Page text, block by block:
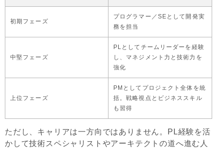
初期フェーズ
プログラマー／SEとして開発実
務を担当
中堅フェーズ
PLとしてチームリーダーを経験
し、マネジメント力と技術力を
強化
上位フェーズ
PMとしてプロジェクト全体を統
括。戦略視点とビジネススキル
も習得
ただし、キャリアは一方向ではありません。PL経験を活
かして技術スペシャリストやアーキテクトの道へ進む人